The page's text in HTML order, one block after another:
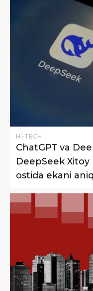
HI-TECH
ChatGPT va
DeepSeek
ostida ekani